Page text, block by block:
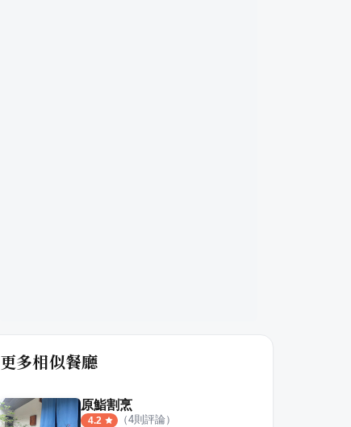
更多相似餐廳
原鮨割烹
4.2 （4則評論）